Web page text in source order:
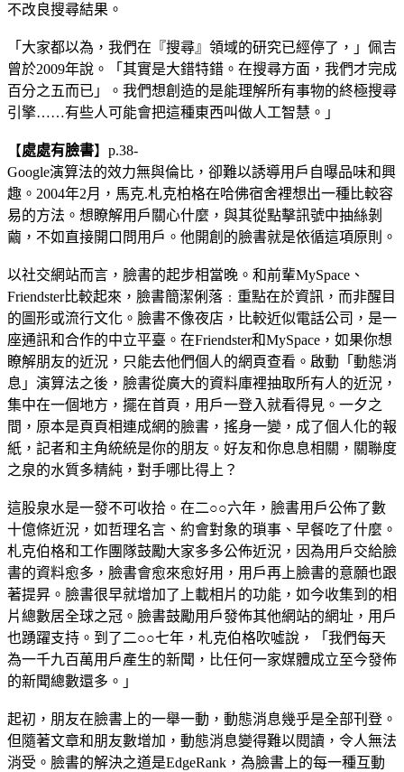
不改良搜尋結果。
「大家都以為，我們在『搜尋』領域的研究已經停了，」佩吉
曾於2009年說。「其實是大錯特錯。在搜尋方面，我們才完成
百分之五而已」。我們想創造的是能理解所有事物的終極搜尋
引擎……有些人可能會把這種東西叫做人工智慧。」
【處處有臉書】p.38-
Google演算法的效力無與倫比，卻難以誘導用戶自曝品味和興
趣。2004年2月，馬克.札克柏格在哈佛宿舍裡想出一種比較容
易的方法。想瞭解用戶關心什麼，與其從點擊訊號中抽絲剝
繭，不如直接開口問用戶。他開創的臉書就是依循這項原則。
以社交網站而言，臉書的起步相當晚。和前輩MySpace、
Friendster比較起來，臉書簡潔俐落﹕重點在於資訊，而非醒目
的圖形或流行文化。臉書不像夜店，比較近似電話公司，是一
座通訊和合作的中立平臺。在Friendster和MySpace，如果你想
瞭解朋友的近況，只能去他們個人的網頁查看。啟動「動態消
息」演算法之後，臉書從廣大的資料庫裡抽取所有人的近況，
集中在一個地方，擺在首頁，用戶一登入就看得見。一夕之
間，原本是頁頁相連成網的臉書，搖身一變，成了個人化的報
紙，記者和主角統統是你的朋友。好友和你息息相關，關聯度
之泉的水質多精純，對手哪比得上？
這股泉水是一發不可收拾。在二○○六年，臉書用戶公佈了數
十億條近況，如哲理名言、約會對象的瑣事、早餐吃了什麼。
札克伯格和工作團隊鼓勵大家多多公佈近況，因為用戶交給臉
書的資料愈多，臉書會愈來愈好用，用戶再上臉書的意願也跟
著提昇。臉書很早就增加了上載相片的功能，如今收集到的相
片總數居全球之冠。臉書鼓勵用戶發佈其他網站的網址，用戶
也踴躍支持。到了二○○七年，札克伯格吹噓說，「我們每天
為一千九百萬用戶產生的新聞，比任何一家媒體成立至今發佈
的新聞總數還多。」
起初，朋友在臉書上的一舉一動，動態消息幾乎是全部刊登。
但隨著文章和朋友數增加，動態消息變得難以閱讀，令人無法
消受。臉書的解決之道是EdgeRank，為臉書上的每一種互動